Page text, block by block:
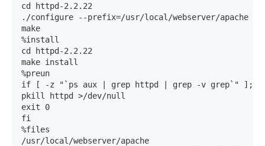
cd httpd-2.2.22
./configure --prefix=/usr/local/webserver/apache --
make
%install
cd httpd-2.2.22
make install
%preun
if [ -z "`ps aux | grep httpd | grep -v grep`"
pkill httpd >/dev/null
exit 0
fi
%files
/usr/local/webserver/apache